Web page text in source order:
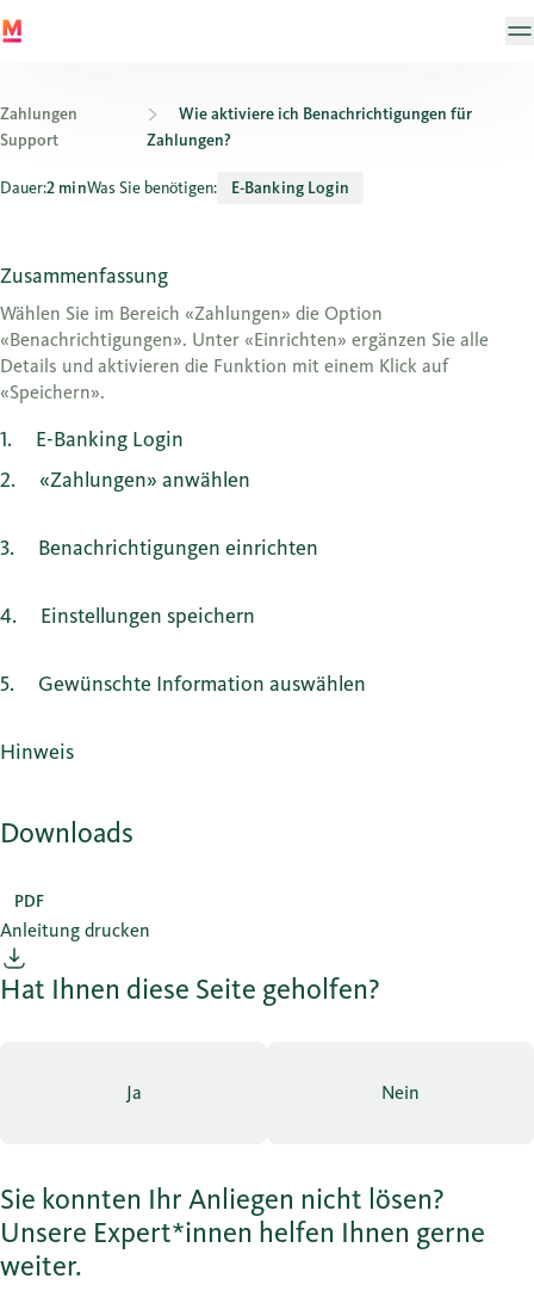
Zahlungen
Support
Wie aktiviere ich Benachrichtigungen für
Zahlungen?
Wie aktiviere ich Benachrichtigungen für Zahlungen?
Dauer:2 minWas Sie benötigen: E-Banking Login
Zusammenfassung
Wählen Sie im Bereich «Zahlungen» die Option
«Benachrichtigungen». Unter «Einrichten» ergänzen Sie alle
Details und aktivieren die Funktion mit einem Klick auf
«Speichern».
1
E-Banking Login
2
«Zahlungen» anwählen
3 Benachrichtigungen einrichten
4 Einstellungen speichern
5 Gewünschte Information auswählen
Hinweis
Downloads
PDF
Anleitung drucken
Hat Ihnen diese Seite geholfen?
Ja Nein
Sie konnten Ihr Anliegen nicht lösen?
Unsere Expert*innen helfen Ihnen gerne
weiter.